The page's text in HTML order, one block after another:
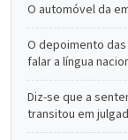
O automóvel da
O depoimento
falar a língua
Diz-se que a
transitou em